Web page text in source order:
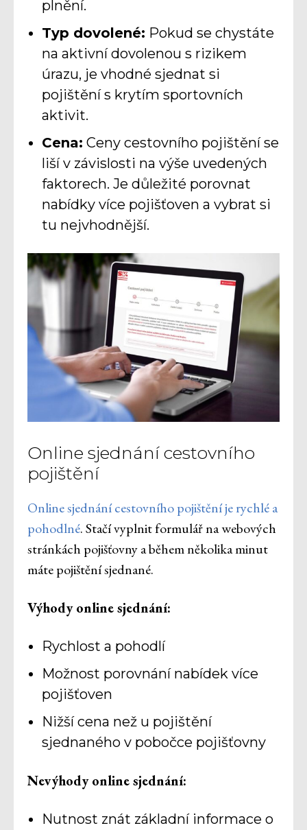
plnění.
Typ dovolené: Pokud se chystáte
na aktivní dovolenou s rizikem
úrazu, je vhodné sjednat si
pojištění s krytím sportovních
aktivit.
Cena: Ceny cestovního pojištění se
liší v závislosti na výše uvedených
faktorech. Je důležité porovnat
nabídky více pojišťoven a vybrat si
tu nejvhodnější.
Online sjednání cestovního
pojištění
Online sjednání cestovního pojištění je rychlé a
pohodlné. Stačí vyplnit formulář na webových
stránkách pojišťovny a během několika minut
máte pojištění sjednané.
Výhody online sjednání:
Rychlost a pohodlí
Možnost porovnání nabídek více
pojišťoven
Nižší cena než u pojištění
sjednaného v pobočce pojišťovny
Nevýhody online sjednání:
Nutnost znát základní informace o